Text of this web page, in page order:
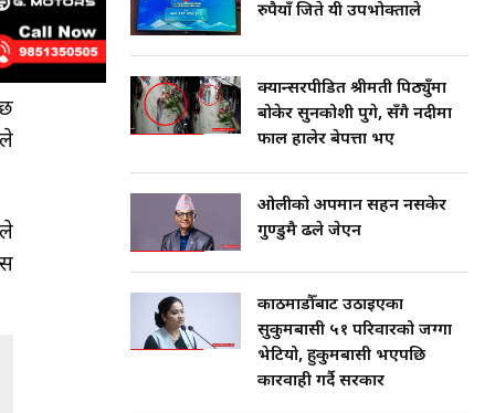
रुपैयाँ जिते यी उपभोक्ताले
क्यान्सरपीडित श्रीमती पिठ्युँमा
बोकेर सुनकोशी पुगे, सँगै नदीमा
फाल हालेर बेपत्ता भए
ओलीको अपमान सहन नसकेर
गुण्डुमै ढले जेएन
काठमाडौँबाट उठाइएका
सुकुमबासी ५१ परिवारको जग्गा
भेटियो, हुकुमबासी भएपछि
कारवाही गर्दै सरकार